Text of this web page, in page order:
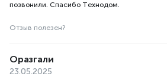
позвонили. Спасибо Технодом.
Отзыв полезен?
Оразгали
23.05.2025